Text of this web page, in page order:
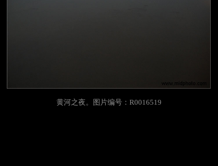
黄河之夜。图片编号：R0016519